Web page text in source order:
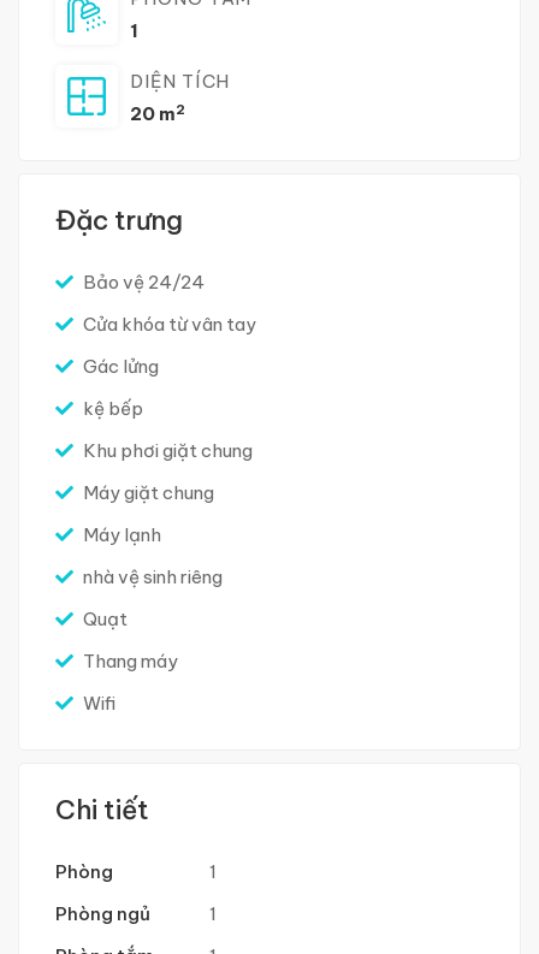
1
DIỆN TÍCH
20 m2
Đặc trưng
Bảo vệ 24/24
Cửa khóa từ vân tay
Gác lửng
kệ bếp
Khu phơi giặt chung
Máy giặt chung
Máy lạnh
nhà vệ sinh riêng
Quạt
Thang máy
Wifi
Chi tiết
Phòng
1
Phòng ngủ
1